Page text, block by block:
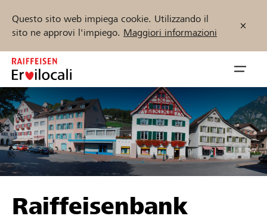
Questo sito web impiega cookie. Utilizzando il
sito ne approvi l'impiego. Maggiori informazioni
Zum
Inhalt
springen
öffnen
Sostenere
Trova progetti e organizzazioni
Inizia ora
Raiffeisenbank